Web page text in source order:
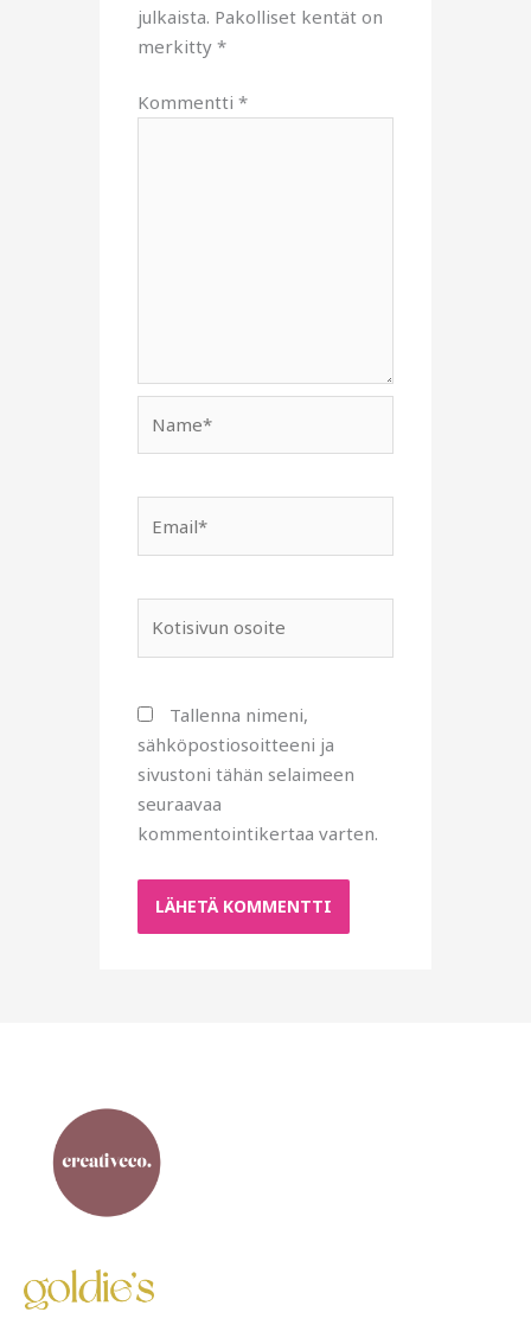
julkaista. Pakolliset kentät on
merkitty*
Kommentti*
osoite
Tallenna nimeni,
sähköpostiosoitteeni ja
sivustoni tähän selaimeen
seuraavaa
kommentointikertaa varten.